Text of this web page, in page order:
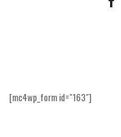
[mc4wp_form id="163"]